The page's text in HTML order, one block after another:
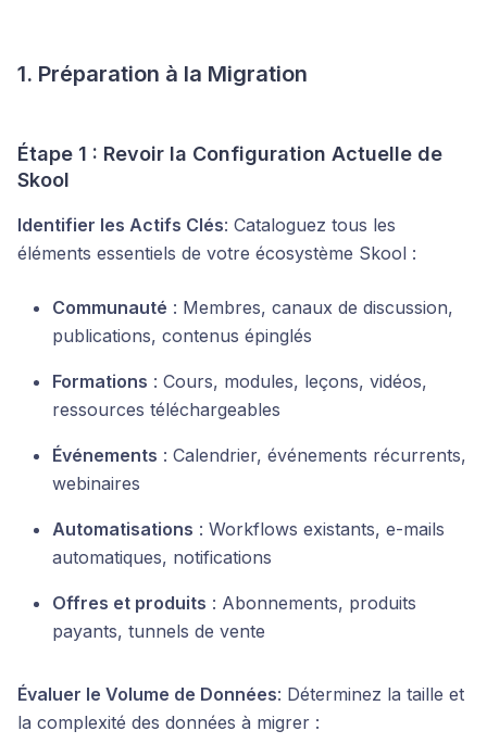
1. Préparation à la Migration
Étape 1 : Revoir la Configuration Actuelle de
Skool
Identifier les Actifs Clés: Cataloguez tous les
éléments essentiels de votre écosystème Skool :
Communauté : Membres, canaux de discussion,
publications, contenus épinglés
Formations : Cours, modules, leçons, vidéos,
ressources téléchargeables
Événements : Calendrier, événements récurrents,
webinaires
Automatisations : Workflows existants, e-mails
automatiques, notifications
Offres et produits : Abonnements, produits
payants, tunnels de vente
Évaluer le Volume de Données: Déterminez la taille et
la complexité des données à migrer :